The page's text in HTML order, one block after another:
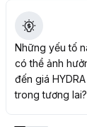
vẫn cần thêm
động lực
sát thận
cách mù quáng.
Những yếu tố
có thể ảnh
đến giá HYDRA
trong tương lai?